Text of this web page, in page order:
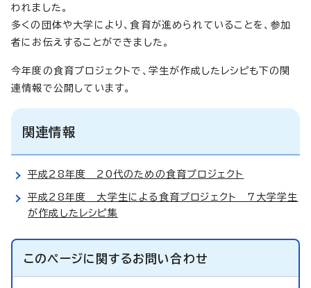
われました。
多くの団体や大学により、食育が進められていることを、参加
者にお伝えすることができました。
今年度の食育プロジェクトで、学生が作成したレシピも下の関
連情報で公開しています。
関連情報
平成28年度 20代のための食育プロジェクト
平成28年度 大学生による食育プロジェクト 7大学学生
が作成したレシピ集
このページに関するお問い合わせ